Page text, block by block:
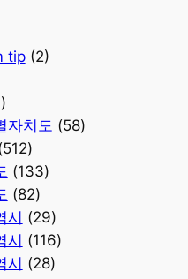
tip(2)
자치도 (58)
(133)
(82)
시 (29)
시 (116)
시 (28)